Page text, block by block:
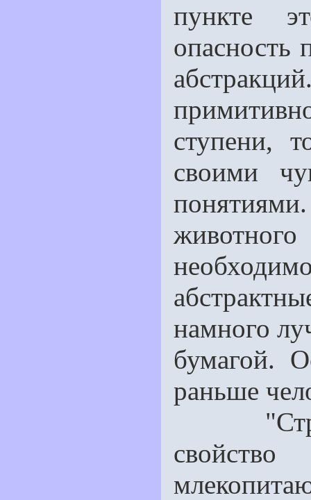
пункте
опасность
ступени,
своими
на­много
бумагой.
раньше
"Страх